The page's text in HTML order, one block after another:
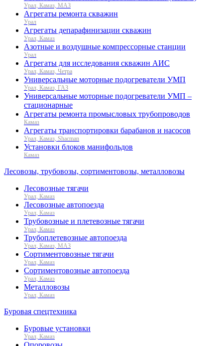
Урал, Камаз, МАЗ
Агрегаты ремонта скважин
Урал
Агрегаты депарафинизации скважин
Урал, Камаз
Азотные и воздушные компрессорные станции
Урал
Агрегаты для исследования скважин АИС
Урал, Камаз, Четра
Универсальные моторные подогреватели УМП
Урал, Камаз, ГАЗ
Универсальные моторные подогреватели УМП –
стационарные
Агрегаты ремонта промысловых трубопроводов
Камаз
Агрегаты транспортировки барабанов и насосов
Урал, Камаз, Shacman
Установки блоков манифольдов
Камаз
Лесовозы, трубовозы, сортиментовозы, металловозы
Лесовозные тягачи
Урал, Камаз
Лесовозные автопоезда
Урал, Камаз
Трубовозные и плетевозные тягачи
Урал, Камаз
Трубоплетевозные автопоезда
Урал, Камаз, МАЗ
Сортиментовозные тягачи
Урал, Камаз
Сортиментовозные автопоезда
Урал, Камаз
Металловозы
Урал, Камаз
Буровая спецтехника
Буровые установки
Урал, Камаз